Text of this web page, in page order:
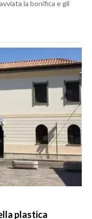
la bonifica e gli
plastica